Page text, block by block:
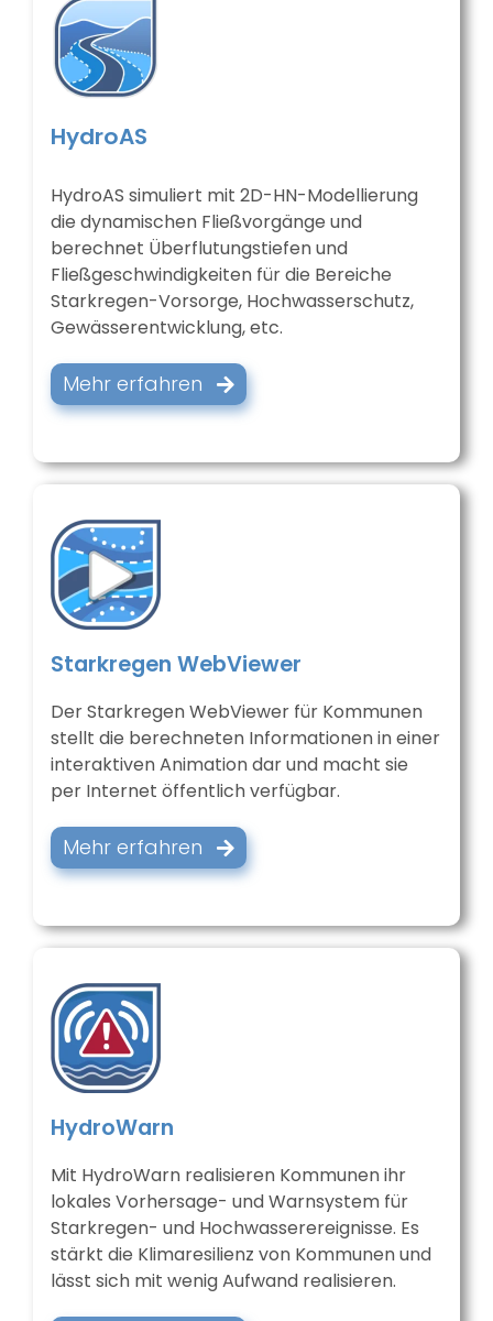
HydroAS
HydroAS simuliert mit 2D-HN-Modellierung
die dynamischen Fließvorgänge und
berechnet Überflutungstiefen und
Fließgeschwindigkeiten für die Bereiche
Starkregen-Vorsorge, Hochwasserschutz,
Gewässerentwicklung, etc.
Mehr erfahren
Starkregen WebViewer
Der Starkregen WebViewer für Kommunen
stellt die berechneten Informationen in einer
interaktiven Animation dar und macht sie
per Internet öffentlich verfügbar.
Mehr erfahren
HydroWarn
Mit HydroWarn realisieren Kommunen ihr
lokales Vorhersage- und Warnsystem für
Starkregen- und Hochwasserereignisse. Es
stärkt die Klimaresilienz von Kommunen und
lässt sich mit wenig Aufwand realisieren.